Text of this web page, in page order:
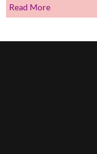
Read More